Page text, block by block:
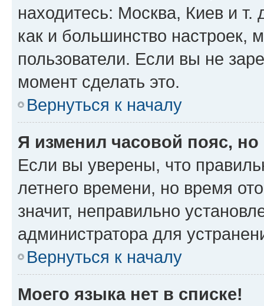
находитесь: Москва, Киев и т.
как и большинство настроек,
пользователи. Если вы не
момент сделать это.
Вернуться к началу
Я изменил часовой пояс,
Если вы уверены, что
летнего времени, но время
значит, неправильно
администратора для
Вернуться к началу
Моего языка нет в списке!